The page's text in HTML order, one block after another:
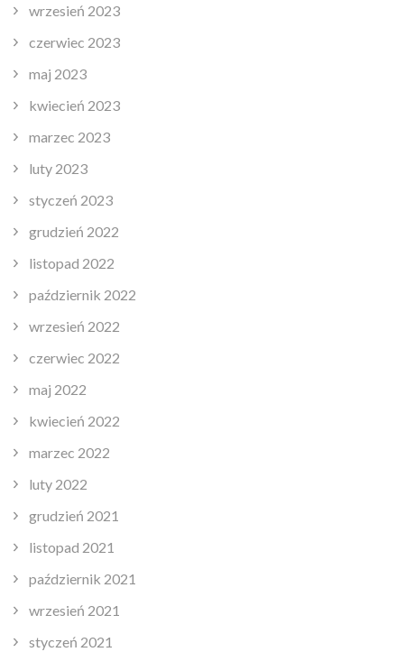
wrzesień 2023
czerwiec 2023
maj 2023
kwiecień 2023
marzec 2023
luty 2023
styczeń 2023
grudzień 2022
listopad 2022
październik 2022
wrzesień 2022
czerwiec 2022
maj 2022
kwiecień 2022
marzec 2022
luty 2022
grudzień 2021
listopad 2021
październik 2021
wrzesień 2021
styczeń 2021